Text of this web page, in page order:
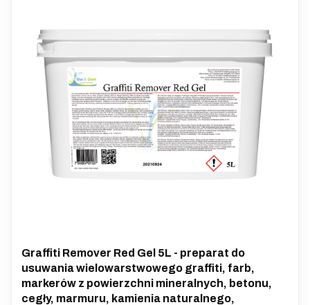
Graffiti Remover Red Gel 5L - preparat do
usuwania wielowarstwowego graffiti, farb,
markerów z powierzchni mineralnych, betonu,
cegły, marmuru, kamienia naturalnego,